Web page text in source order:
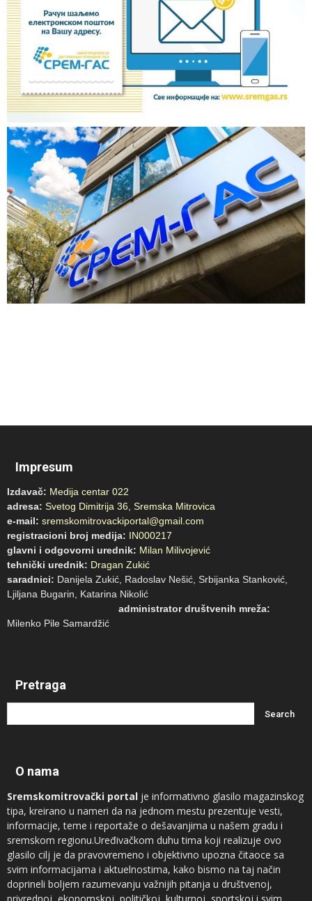
Impresum
Izdavač: Medija centar 022
adresa: Svetog Dimitrija 36, Sremska Mitrovica
e-mail: sremskomitrovackiportal@gmail.com
registracioni broj medija: IN000217
glavni i odgovorni urednik: Milan Milivojević
tehnički urednik: Dragan Zukić
saradnici: Danijela Zukić, Radoslav Nešić, Srbijanka Stanković,
Ljiljana Bugarin, Katarina Nikolić
administrator društvenih mreža:
Milenko Pile Samardžić
Pretraga
O nama
Sremskomitrovački portal je informativno glasilo magazinskog
tipa, kreirano u nameri da na jednom mestu prezentuje vesti,
informacije, teme i reportaže o dešavanjima u našem gradu i
sremskom regionu.Uređivačkom duhu tima koji realizuje ovo
glasilo cilj je da pravovremeno i objektivno upozna čitaoce sa
svim informacijama i aktuelnostima, kako bismo na taj način
doprineli boljem razumevanju važnijih pitanja u društvenoj,